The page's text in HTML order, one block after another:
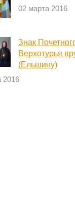
02 марта 2016
Знак
Верхотурья
(Ельшину)
2016